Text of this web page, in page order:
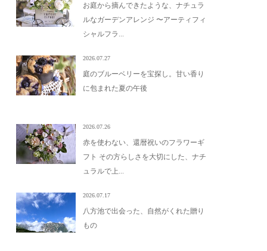
お庭から摘んできたような、ナチュラ
ルなガーデンアレンジ 〜アーティフィ
シャルフラ...
2026.07.27
庭のブルーベリーを宝探し。甘い香り
に包まれた夏の午後
2026.07.26
赤を使わない、還暦祝いのフラワーギ
フト その方らしさを大切にした、ナチ
ュラルで上...
2026.07.17
八方池で出会った、自然がくれた贈り
もの